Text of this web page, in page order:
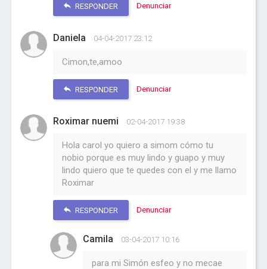
RESPONDER Denunciar
Daniela 04-04-2017 23:12
Cimon,te,amoo
RESPONDER Denunciar
Roximar nuemi 02-04-2017 19:38
Hola carol yo quiero a simom cómo tu
nobio porque es muy lindo y guapo y muy
lindo quiero que te quedes con el y me llamo
Roximar
RESPONDER Denunciar
Camila 03-04-2017 10:16
para mi Simón esfeo y no mecae